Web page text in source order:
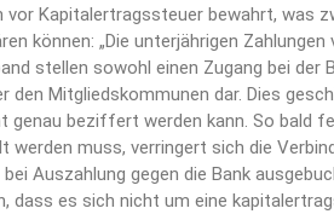
Kapitalertragssteuer bewahrt, was
können: „Die unterjährigen Zahlungen
stellen sowohl einen Zugang bei der
den Mitgliedskommunen dar. Dies
genau beziffert werden kann. So bald
werden muss, verringert sich die
Auszahlung gegen die Bank
dass es sich nicht um eine